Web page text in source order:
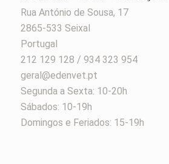
Rua António de Sousa, 17
2865-533 Seixal
Portugal
212 129 128 / 934 323 954
geral@edenvet.pt
Segunda a Sexta: 10-20h
Sábados: 10-19h
Domingos e Feriados: 15-19h